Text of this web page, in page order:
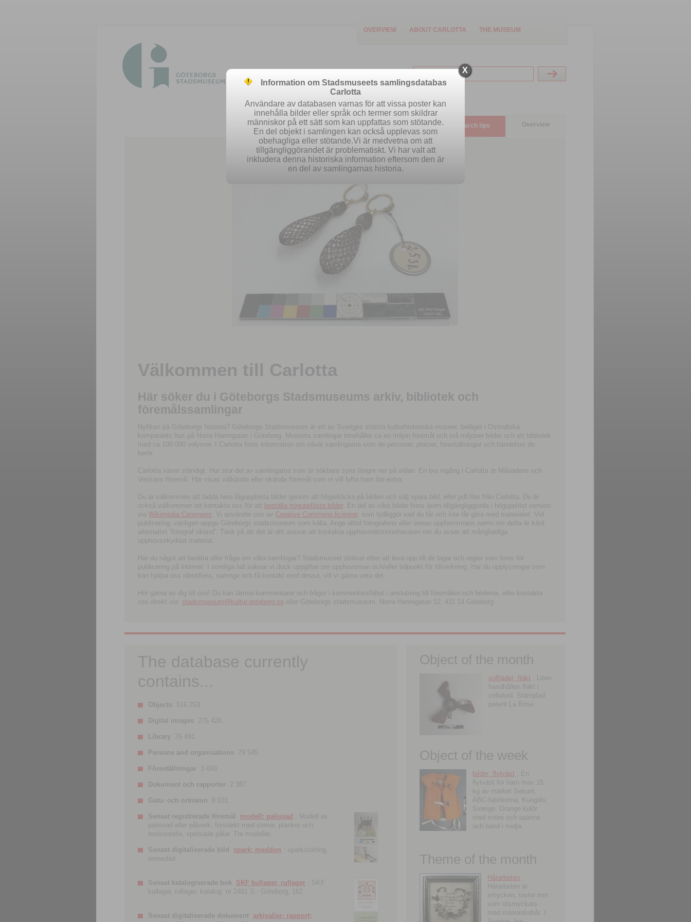
OVERVIEW ABOUT CARLOTTA THE MUSEUM
Easy search Advanced search Search tips Overview
Välkommen till Carlotta
Här söker du i Göteborgs Stadsmuseums arkiv, bibliotek och
föremålssamlingar
Nyfiken på Göteborgs historia? Göteborgs Stadsmuseum är ett av Sveriges största kulturhistoriska museer, beläget i Ostindiska
kompaniets hus på Norra Hamngatan i Göteborg. Museets samlingar innehåller ca en miljon föremål och två miljoner bilder och ett bibliotek
med ca 100 000 volymer. I Carlotta finns information om såväl samlingarna som de personer, platser, föreställningar och händelser de
berör.
Carlotta växer ständigt. Hur stor del av samlingarna som är sökbara syns längre ner på sidan. En bra ingång i Carlotta är Månadens och
Veckans föremål. Här visas välkända eller okända föremål som vi vill lyfta fram lite extra.
Du är välkommen att ladda hem lågupplösta bilder genom att högerklicka på bilden och välj spara bild, eller pdf-filer från Carlotta. Du är
också välkommen att kontakta oss för att beställa högupplösta bilder. En del av våra bilder finns även tillgängliggjorda i högupplöst version
via Wikimedia Commons . Vi använder oss av Creative Commons licenser, som tydliggör vad du får och inte får göra med materialet. Vid
publicering, vänligen uppge Göteborgs stadsmuseum som källa. Ange alltid fotografens eller annan upphovsmans namn om detta är känt,
alternativt ”fotograf okänd”. Tänk på att det är ditt ansvar att kontakta upphovsrättsinnehavaren om du avser att mångfaldiga
upphovsskyddat material.
Har du något att berätta eller fråga om våra samlingar? Stadsmuseet strävar efter att leva upp till de lagar och regler som finns för
publicering på internet. I somliga fall saknar vi dock uppgifter om upphovsman och/eller tidpunkt för tillverkning. Har du upplysningar som
kan hjälpa oss identifiera, namnge och få kontakt med dessa, vill vi gärna veta det.
Hör gärna av dig till oss! Du kan lämna kommentarer och frågor i kommentarsfältet i anslutning till föremålen och bilderna, eller kontakta
oss direkt via: stadsmuseum@kultur.goteborg.se eller Göteborgs stadsmuseum, Norra Hamngatan 12, 411 14 Göteborg.
The database currently
contains...
Objects 516 253.
Digital images 275 428.
Library 76 491.
Persons and organisations 79 545.
Föreställningar 3 693.
Dokument och rapporter 2 387.
Gatu- och ortnamn 8 031.
Senast registrerade föremål modell; palissad
; Modell av
palissad eller pålverk, förstärkt med stenar, plankor och
horisontella, spetsade pålar. Tre modeller.
Senast digitaliserade bild spark; meddon ; sparkstötting,
enmedad
Senast katalogiserade bok SKF kullager, rullager ; SKF
kullager, rullager, katalog. nr 2401 S.- Göteborg, 162
Senast digitaliserade dokument arkivalier; rapport;
Object of the month
solfjäder; fläkt ; Liten
handhållen fläkt i
celluloid. Stämplad
patent La Brise.
Object of the week
bilder; flytväst ; En
flytväst för barn max 15
kg av märket Sekurit,
ABC-fabrikerna, Kungälv,
Sverige. Orange kulör
med snöre och spänne
och band i midja.
Theme of the month
Hårarbeten
Hårarbeten är
smycken, tavlor mm
som utsmyckats
med människohår. I
X
Information om Stadsmuseets samlingsdatabas
Carlotta
Användare av databasen varnas för att vissa poster kan
innehålla bilder eller språk och termer som skildrar
människor på ett sätt som kan uppfattas som stötande.
En del objekt i samlingen kan också upplevas som
obehagliga eller stötande.Vi är medvetna om att
tillgängliggörandet är problematiskt. Vi har valt att
inkludera denna historiska information eftersom den är
en del av samlingarnas historia.